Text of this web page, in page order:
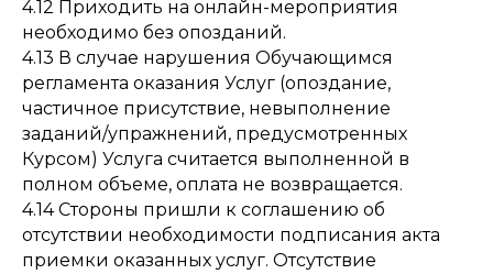
4.12 Приходить на онлайн-мероприятия
необходимо без опозданий.
4.13 В случае нарушения Обучающимся
регламента оказания Услуг (опоздание,
частичное присутствие, невыполнение
заданий/упражнений, предусмотренных
Курсом) Услуга считается выполненной в
полном объеме, оплата не возвращается.
4.14 Стороны пришли к соглашению об
отсутствии необходимости подписания акта
приемки оказанных услуг. Отсутствие